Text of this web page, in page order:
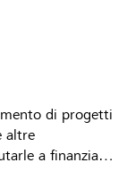
di progetti
altre
a finanziare